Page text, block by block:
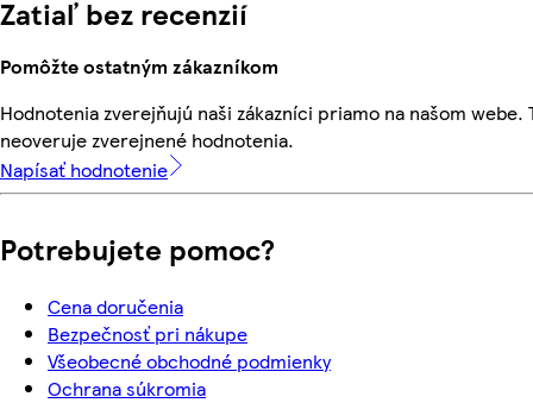
Zatiaľ bez recenzií
Pomôžte ostatným zákazníkom
Hodnotenia zverejňujú naši zákazníci priamo na našom webe.
neoveruje zverejnené hodnotenia.
Napísať hodnotenie
Potrebujete pomoc?
Cena doručenia
Bezpečnosť pri nákupe
Všeobecné obchodné podmienky
Ochrana súkromia